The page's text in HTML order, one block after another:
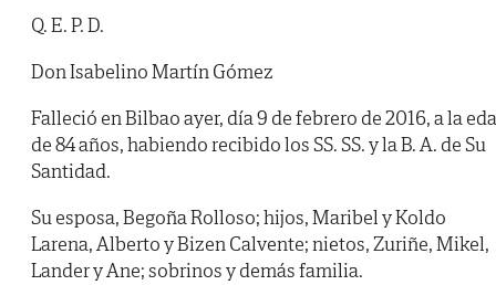
Q. E. P. D.
Don Isabelino Martín Gómez
Falleció en Bilbao ayer, día 9 de febrero de 2016, a la
de 84 años, habiendo recibido los SS. SS. y la B. A. de Su
Santidad.
Su esposa, Begoña Rolloso; hijos, Maribel y Koldo
Larena, Alberto y Bizen Calvente; nietos, Zuriñe, Mikel,
Lander y Ane; sobrinos y demás familia.